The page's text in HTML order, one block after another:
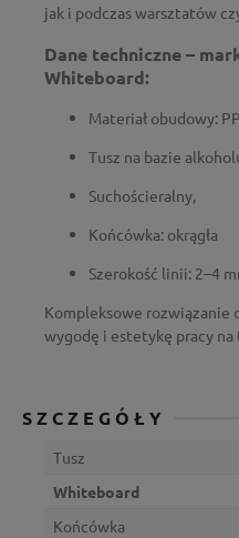
jak i podczas warsztatów
Dane techniczne –
Whiteboard:
Materiał obudowy:
Tusz na bazie
Suchościeralny,
Końcówka: okrągła
Szerokość linii: 2–4
Kompleksowe rozwiązanie
wygodę i estetykę pracy
SZCZEGÓŁY
Tusz
Whiteboard
Końcówka